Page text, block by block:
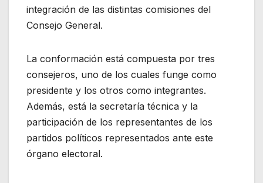
integración de las distintas comisiones del
Consejo General.
La conformación está compuesta por tres
consejeros, uno de los cuales funge como
presidente y los otros como integrantes.
Además, está la secretaría técnica y la
participación de los representantes de los
partidos políticos representados ante este
órgano electoral.